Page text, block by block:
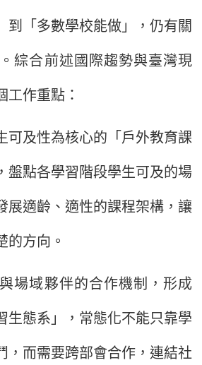
到「多數學校能做」，仍有關
綜合前述國際趨勢與臺灣現
工作重點：
可及性為核心的「戶外教育課
盤點各學習階段學生可及的場
展適齡、適性的課程架構，讓
的方向。
場域夥伴的合作機制，形成
生態系」，常態化不能只靠學
，而需要跨部會合作，連結社